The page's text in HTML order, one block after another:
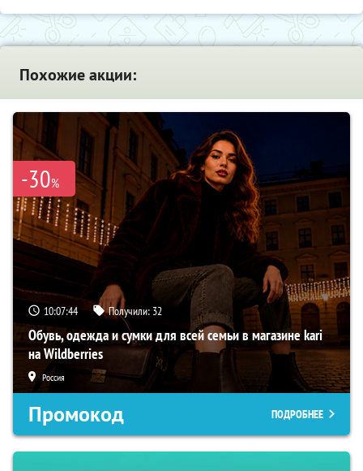
Похожие акции:
-30%
10:07:43 Получили: 32
Обувь, одежда и сумки для всей семьи в магазине kari
на Wildberries
Россия
Промокод ПОДРОБНЕЕ